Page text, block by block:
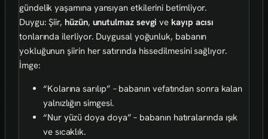
gündelik yaşamına yansıyan etkilerini betimliyor.
Duygu: Şiir, hüzün, unutulmaz sevgi ve kayıp acısı
tonlarında ilerliyor. Duygusal yoğunluk, babanın
yokluğunun şiirin her satırında hissedilmesini sağlıyor.
İmge:
“Kolarına sarılıp” – babanın vefatından sonra kalan
yalnızlığın simgesi.
“Nur yüzü doya doya” – babanın hatıralarında ışık
ve sıcaklık.